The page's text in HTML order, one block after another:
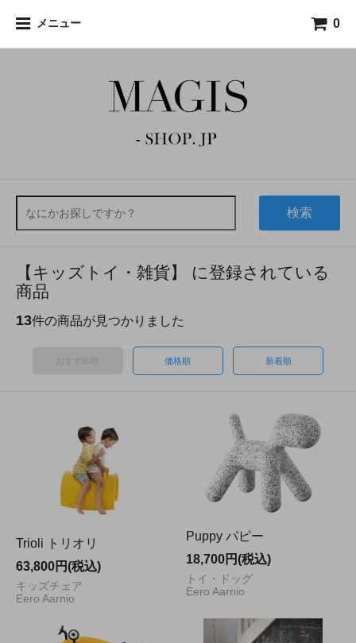
メニュー 0
検索
【キッズトイ・雑貨】 に登録されている
商品
13件の商品が見つかりました
おすすめ順 価格順 新着順
Trioli トリオリ
63,800円(税込)
キッズチェア
Eero Aarnio
Puppy パピー
18,700円(税込)
トイ・ドッグ
Eero Aarnio